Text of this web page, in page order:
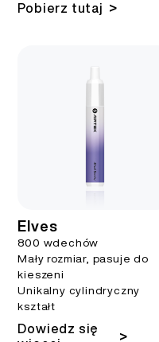
Pobierz tutaj >
Elves
800 wdechów
Mały rozmiar, pasuje do
kieszeni
Unikalny cylindryczny
kształt
Dowiedz się
>